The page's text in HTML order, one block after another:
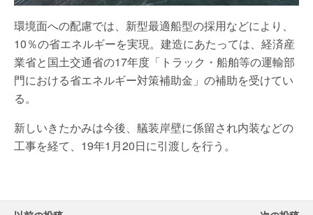
環境面への配慮では、新型最適船型の採用などにより、
10％の省エネルギーを実現。建造にあたっては、経済産
業省と国土交通省の17年度「トラック・船舶等の運輸部
門における省エネルギー対策補助金」の補助を受けてい
る。
新しいきたかみは今後、艤装岸壁に係留され内装などの
工事を経て、19年1月20日に引渡しを行う。